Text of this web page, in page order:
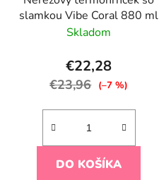
slamkou Vibe Coral 880 ml
Skladom
€22,28
€23,96 (–7 %)
DO KOŠÍKA